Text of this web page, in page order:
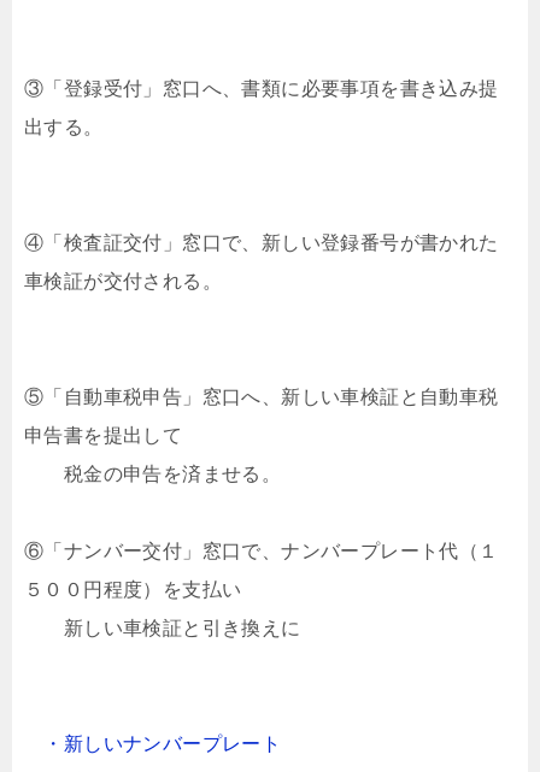
③「登録受付」窓口へ、書類に必要事項を書き込み提
出する。
④「検査証交付」窓口で、新しい登録番号が書かれた
車検証が交付される。
⑤「自動車税申告」窓口へ、新しい車検証と自動車税
申告書を提出して
税金の申告を済ませる。
⑥「ナンバー交付」窓口で、ナンバープレート代（１
５００円程度）を支払い
新しい車検証と引き換えに
・新しいナンバープレート